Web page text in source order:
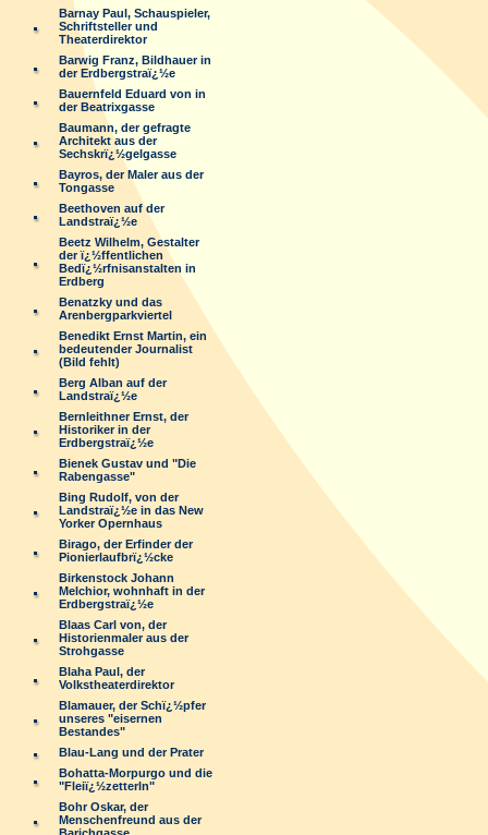
Barnay Paul, Schauspieler,
Schriftsteller und
Theaterdirektor
Barwig Franz, Bildhauer in
der Erdbergstraï¿½e
Bauernfeld Eduard von in
der Beatrixgasse
Baumann, der gefragte
Architekt aus der
Sechskrï¿½gelgasse
Bayros, der Maler aus der
Tongasse
Beethoven auf der
Landstraï¿½e
Beetz Wilhelm, Gestalter
der ï¿½ffentlichen
Bedï¿½rfnisanstalten in
Erdberg
Benatzky und das
Arenbergparkviertel
Benedikt Ernst Martin, ein
bedeutender Journalist
(Bild fehlt)
Berg Alban auf der
Landstraï¿½e
Bernleithner Ernst, der
Historiker in der
Erdbergstraï¿½e
Bienek Gustav und "Die
Rabengasse"
Bing Rudolf, von der
Landstraï¿½e in das New
Yorker Opernhaus
Birago, der Erfinder der
Pionierlaufbrï¿½cke
Birkenstock Johann
Melchior, wohnhaft in der
Erdbergstraï¿½e
Blaas Carl von, der
Historienmaler aus der
Strohgasse
Blaha Paul, der
Volkstheaterdirektor
Blamauer, der Schï¿½pfer
unseres "eisernen
Bestandes"
Blau-Lang und der Prater
Bohatta-Morpurgo und die
"Fleiï¿½zetterln"
Bohr Oskar, der
Menschenfreund aus der